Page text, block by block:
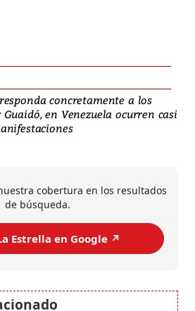
concretamente a los
en Venezuela ocurren casi
cobertura en los resultados
de búsqueda.
Estrella en Google ↗️